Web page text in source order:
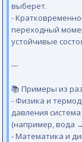
выберет.
-
переходный
устойчивые
---
📚 Примеры из
- Физика и
давления
(например, вода
- Математика и